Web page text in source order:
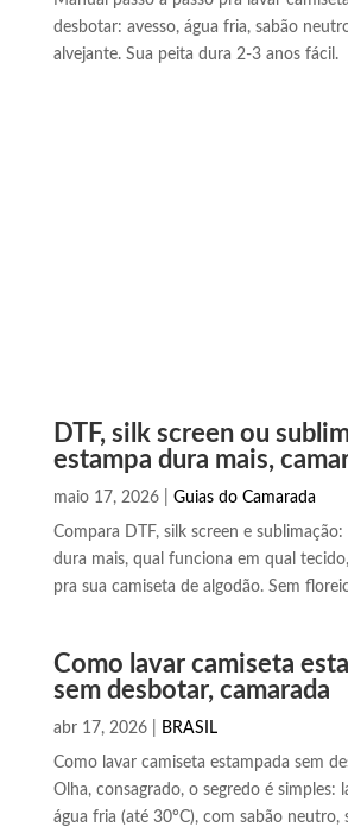
desbotar: avesso, água fria, sabão
alvejante. Sua peita dura 2-3 anos fácil.
DTF, silk screen ou
estampa dura mais,
maio 17, 2026| Guias do Camarada
Compara DTF, silk screen e
dura mais, qual funciona em qual
pra sua camiseta de algodão. Sem
Como lavar camiseta
sem desbotar, camarada
abr 17, 2026| BRASIL
Como lavar camiseta estampada sem
Olha, consagrado, o segredo é simples:
água fria (até 30°C), com sabão neutro,